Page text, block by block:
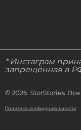
* Инстаграм
запрещённая в
© 2026. StorStories.
Политика конфидециальности